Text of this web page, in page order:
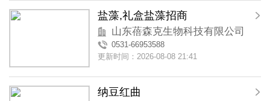
盐藻,礼盒盐藻招商
山东蓓森克生物科技有限公司
0531-66953588
更新时间：2026-08-08 21:41
纳豆红曲